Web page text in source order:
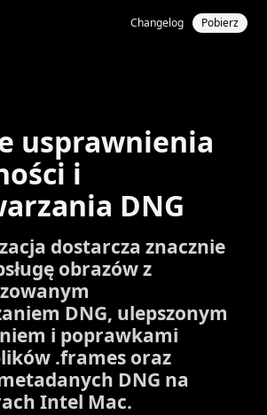
Changelog Pobierz
usprawnienia
i
DNG
dostarcza znacznie
obrazów z
DNG, ulepszonym
i poprawkami
.frames oraz
DNG na
Intel Mac.